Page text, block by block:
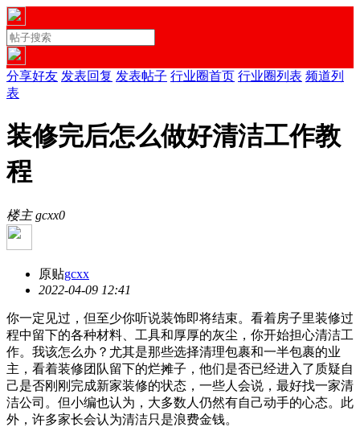
分享好友 发表回复 发表帖子 行业圈首页 行业圈列表 频道列
表
装修完后怎么做好清洁工作教
程
楼主 gcxx0
原贴gcxx
2022-04-09 12:41
你一定见过，但至少你听说装饰即将结束。看着房子里装修过
程中留下的各种材料、工具和厚厚的灰尘，你开始担心清洁工
作。我该怎么办？尤其是那些选择清理包裹和一半包裹的业
主，看着装修团队留下的烂摊子，他们是否已经进入了质疑自
己是否刚刚完成新家装修的状态，一些人会说，最好找一家清
洁公司。但小编也认为，大多数人仍然有自己动手的心态。此
外，许多家长会认为清洁只是浪费金钱。